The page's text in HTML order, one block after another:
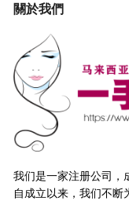
關於我們
我们是一家注册公司，
自成立以来，我们不断